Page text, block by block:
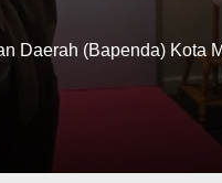
Kapolres Wajo, AKBP
dan…